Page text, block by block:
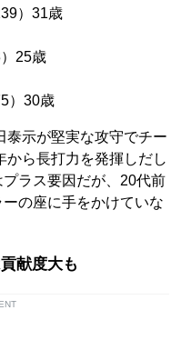
）31歳
25歳
）30歳
示が堅実な攻守でチー
から長打力を発揮しだし
ラス要因だが、20代前
の座に手をかけていな
献度大も